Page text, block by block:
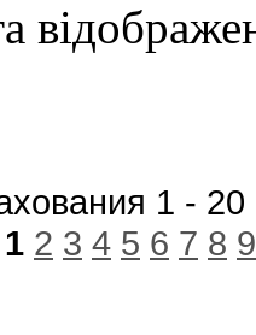
1 - 20
1 2 3 4 5 6 7 8 9